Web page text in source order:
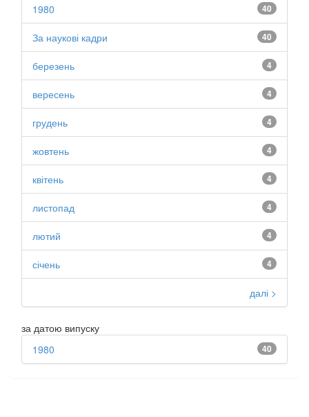
40
1980
40
За наукові кадри
4
березень
4
вересень
4
грудень
4
жовтень
4
квітень
4
листопад
4
лютий
4
січень
далі >
за датою випуску
40
1980